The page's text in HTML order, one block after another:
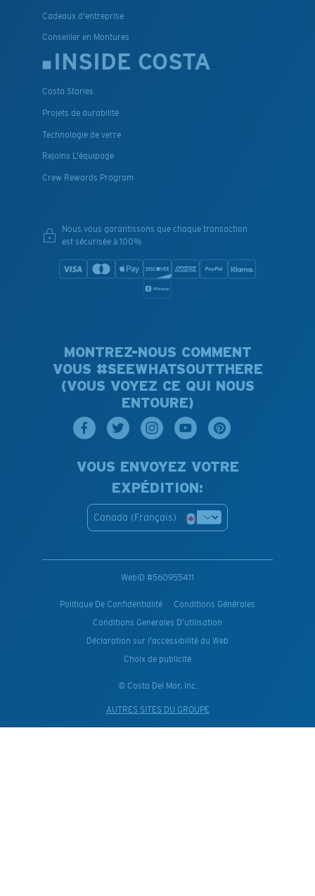
Cadeaux d'entreprise
Conseiller en Montures
INSIDE COSTA
Costa Stories
Projets de durabilité
Technologie de verre
Rejoins L'équipage
Crew Rewards Program
Nous vous garantissons que chaque transaction
est sécurisée à 100%
MONTREZ-NOUS COMMENT
VOUS #SEEWHATSOUTTHERE
(VOUS VOYEZ CE QUI NOUS
ENTOURE)
VOUS ENVOYEZ VOTRE
EXPÉDITION:
Canada (Français)
WebID #560955411
Politique De Confidentialité
Conditions Générales
Conditions Generales D’utilisation
Déclaration sur l'accessibilité du Web
Choix de publicité
© Costa Del Mar, Inc.
AUTRES SITES DU GROUPE